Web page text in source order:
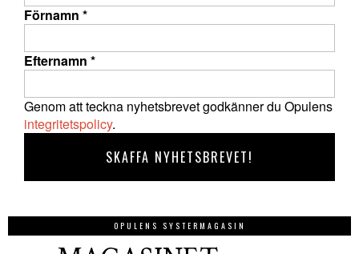
Förnamn *
Efternamn *
Genom att teckna nyhetsbrevet godkänner du Opulens
integritetspolicy.
OPULENS SYSTERMAGASIN